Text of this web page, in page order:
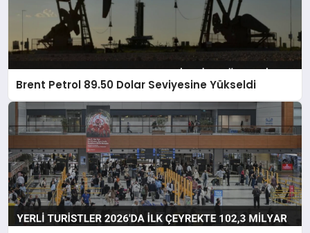
Brent Petrol 89.50 Dolar Seviyesine Yükseldi